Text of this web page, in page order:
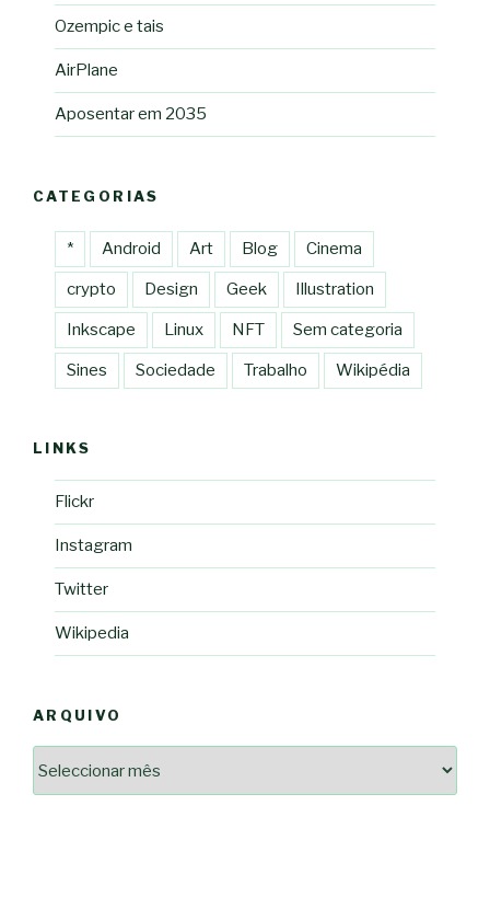
Ozempic e tais
AirPlane
Aposentar em 2035
CATEGORIAS
* Android Art Blog Cinema
crypto Design Geek Illustration
Inkscape Linux NFT Sem categoria
Sines Sociedade Trabalho Wikipédia
LINKS
Flickr
Instagram
Twitter
Wikipedia
ARQUIVO